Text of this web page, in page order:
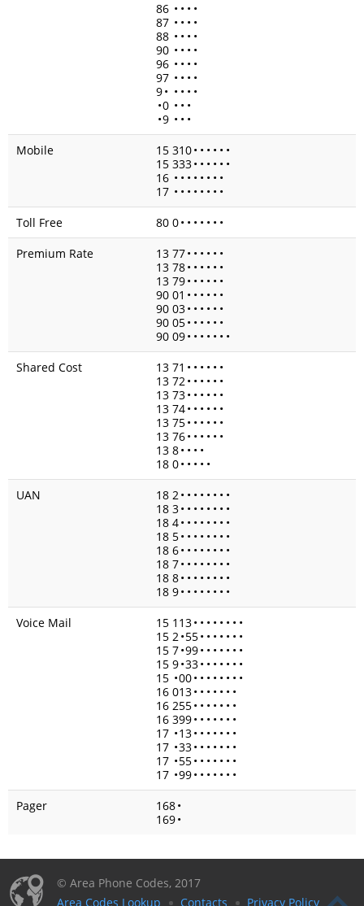
86 • • • •
87 • • • •
88 • • • •
90 • • • •
96 • • • •
97 • • • •
9• • • • •
•0 • • •
•9 • • •
Mobile
15 310• • • • • •
15 333• • • • • •
16 • • • • • • • •
17 • • • • • • • •
Toll Free
80 0• • • • • • •
Premium Rate
13 77• • • • • •
13 78• • • • • •
13 79• • • • • •
90 01 • • • • • •
90 03• • • • • •
90 05• • • • • •
90 09• • • • • • •
Shared Cost
13 71 • • • • • •
13 72• • • • • •
13 73• • • • • •
13 74• • • • • •
13 75• • • • • •
13 76• • • • • •
13 8• • • •
18 0• • • • •
UAN
18 2• • • • • • • •
18 3• • • • • • • •
18 4• • • • • • • •
18 5• • • • • • • •
18 6• • • • • • • •
18 7• • • • • • • •
18 8• • • • • • • •
18 9• • • • • • • •
Voice Mail
15 113• • • • • • • •
15 2•55• • • • • • •
15 7•99• • • • • • •
15 9•33• • • • • • •
15 •00• • • • • • • •
16 013• • • • • • •
16 255• • • • • • •
16 399• • • • • • •
17 •13• • • • • • •
17 •33• • • • • • •
17 •55• • • • • • •
17 •99• • • • • • •
Pager
168•
169•
© Area Phone Codes, 2017
Area Codes Lookup
Contacts Privacy Policy